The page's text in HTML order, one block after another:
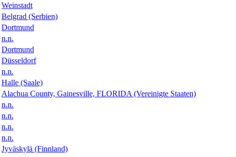
Weinstadt
Belgrad (Serbien)
Dortmund
n.n.
Dortmund
Düsseldorf
n.n.
Halle (Saale)
Alachua County, Gainesville, FLORIDA (Vereinigte Staaten)
n.n.
n.n.
n.n.
n.n.
Jyväskylä (Finnland)